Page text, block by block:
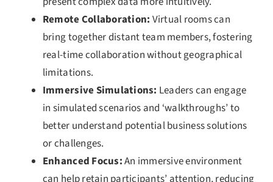
Remote Collaboration: Virtual rooms can
bring together distant team members, fostering
real-time collaboration without geographical
limitations.
Immersive Simulations: Leaders can engage
in simulated scenarios and ‘walkthroughs’ to
better understand potential business solutions
or challenges.
Enhanced Focus:An immersive environment